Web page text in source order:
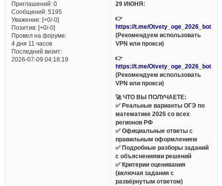
Приглашений:0
Сообщений:5195
Уважение: [+0/-0]
Позитив: [+0/-0]
Провел на форуме:
4 дня 11 часов
Последний визит:
2026-07-09 04:18:19
29 ИЮНЯ:
👉
https://t.me/Otvety_oge_2026_bot
(Рекомендуем использовать
VPN или прокси)
👉
https://t.me/Otvety_oge_2026_bot
(Рекомендуем использовать
VPN или прокси)
🚀 ЧТО ВЫ ПОЛУЧАЕТЕ:
✅ Реальные варианты ОГЭ по
математике 2026 со всех
регионов РФ
✅ Официальные ответы с
правильным оформлением
✅ Подробные разборы заданий
с объяснениями решений
✅ Критерии оценивания
(включая задания с
развёрнутым ответом)